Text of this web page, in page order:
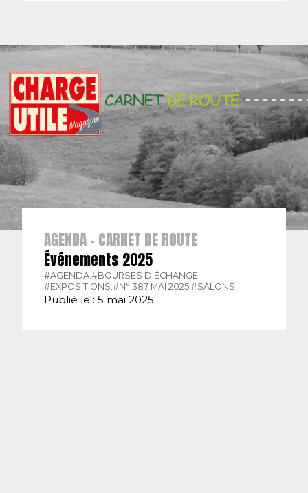
AGENDA - CARNET DE ROUTE
Événements 2025
#AGENDA. #BOURSES D'ÉCHANGE.
#EXPOSITIONS. #N° 387 MAI 2025. #SALONS.
Publié le : 5 mai 2025